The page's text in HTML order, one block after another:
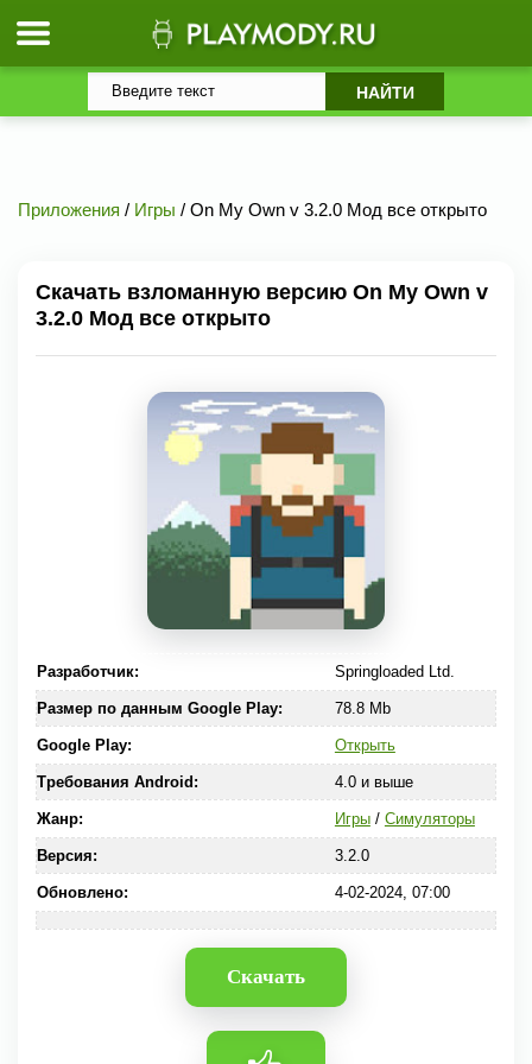
Приложения / Игры / On My Own v 3.2.0 Мод все открыто
Скачать взломанную версию On My Own v
3.2.0 Мод все открыто
Разработчик: Springloaded Ltd.
Размер по данным Google Play: 78.8 Mb
Google Play: Открыть
Требования Android: 4.0 и выше
Жанр: Игры/ Симуляторы
Версия: 3.2.0
Обновлено: 4-02-2024, 07:00
Скачать